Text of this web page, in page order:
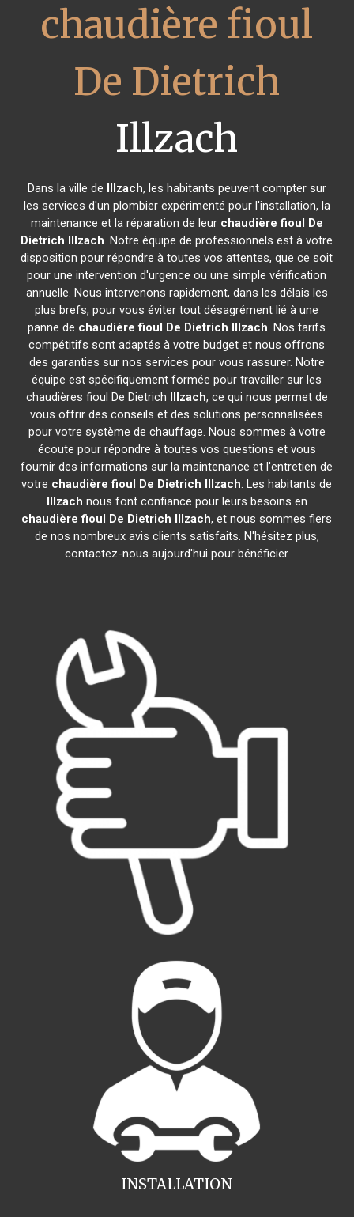
chaudière fioul
De Dietrich
Illzach
Dans la ville de Illzach, les habitants peuvent compter sur
les services d'un plombier expérimenté pour l'installation, la
maintenance et la réparation de leur chaudière fioul De
Dietrich Illzach. Notre équipe de professionnels est à votre
disposition pour répondre à toutes vos attentes, que ce soit
pour une intervention d'urgence ou une simple vérification
annuelle. Nous intervenons rapidement, dans les délais les
plus brefs, pour vous éviter tout désagrément lié à une
panne de chaudière fioul De Dietrich Illzach. Nos tarifs
compétitifs sont adaptés à votre budget et nous offrons
des garanties sur nos services pour vous rassurer. Notre
équipe est spécifiquement formée pour travailler sur les
chaudières fioul De Dietrich Illzach, ce qui nous permet de
vous offrir des conseils et des solutions personnalisées
pour votre système de chauffage. Nous sommes à votre
écoute pour répondre à toutes vos questions et vous
fournir des informations sur la maintenance et l'entretien de
votre chaudière fioul De Dietrich Illzach. Les habitants de
Illzach nous font confiance pour leurs besoins en
chaudière fioul De Dietrich Illzach, et nous sommes fiers
de nos nombreux avis clients satisfaits. N'hésitez plus,
contactez-nous aujourd'hui pour bénéficier
INSTALLATION